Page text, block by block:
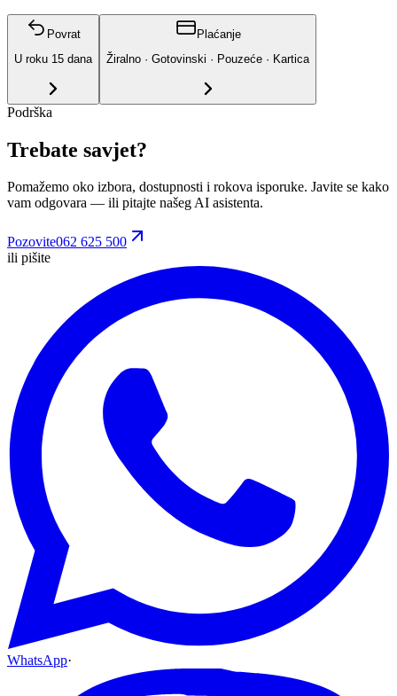
Povrat
U roku 15 dana
Plaćanje
Žiralno · Gotovinski · Pouzeće · Kartica
Podrška
Trebate savjet?
Pomažemo oko izbora, dostupnosti i rokova isporuke. Javite se kako
vam odgovara — ili pitajte našeg AI asistenta.
Pozovite062 625 500
ili pišite
WhatsApp·